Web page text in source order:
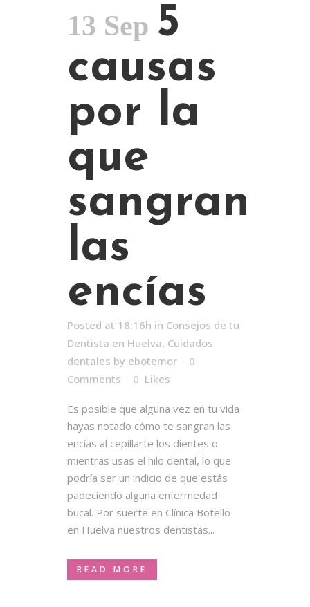
13 Sep 5
causas
por la
que
sangran
las
encías
Posted at 18:16h in Consejos de tu
Dentista en Huelva, Cuidados
dentales by ebotemor
0
Comments
0 Likes
Es posible que alguna vez en tu vida
hayas notado cómo te sangran las
encías al cepillarte los dientes o
mientras usas el hilo dental, lo que
podría ser un indicio de que estás
padeciendo alguna enfermedad
bucal. Por suerte en Clínica Botello
en Huelva nuestros dentistas...
READ MORE